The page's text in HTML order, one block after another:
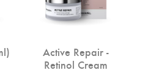
Active Repair -
Retinol Cream